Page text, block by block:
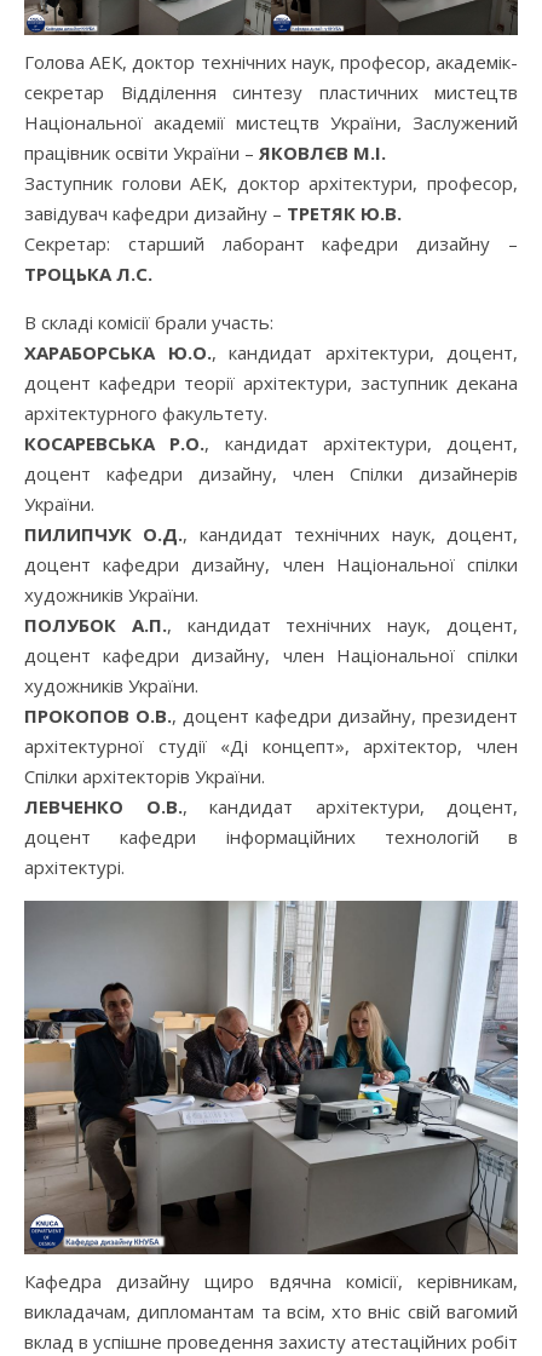
Голова АЕК, доктор технічних наук, професор, академік-
секретар Відділення синтезу пластичних мистецтв
Національної академії мистецтв України, Заслужений
працівник освіти України – ЯКОВЛЄВ М.І.
Заступник голови АЕК, доктор архітектури, професор,
завідувач кафедри дизайну – ТРЕТЯК Ю.В.
Секретар: старший лаборант кафедри дизайну –
ТРОЦЬКА Л.С.
В складі комісії брали участь:
ХАРАБОРСЬКА Ю.О., кандидат архітектури, доцент,
доцент кафедри теорії архітектури, заступник декана
архітектурного факультету.
КОСАРЕВСЬКА Р.О., кандидат архітектури, доцент,
доцент кафедри дизайну, член Спілки дизайнерів
України.
ПИЛИПЧУК О.Д., кандидат технічних наук, доцент,
доцент кафедри дизайну, член Національної спілки
художників України.
ПОЛУБОК А.П., кандидат технічних наук, доцент,
доцент кафедри дизайну, член Національної спілки
художників України.
ПРОКОПОВ О.В., доцент кафедри дизайну, президент
архітектурної студії «Ді концепт», архітектор, член
Спілки архітекторів України.
ЛЕВЧЕНКО О.В., кандидат архітектури, доцент,
доцент кафедри інформаційних технологій в
архітектурі.
Кафедра дизайну щиро вдячна комісії, керівникам,
викладачам, дипломантам та всім, хто вніс свій вагомий
вклад в успішне проведення захисту атестаційних робіт